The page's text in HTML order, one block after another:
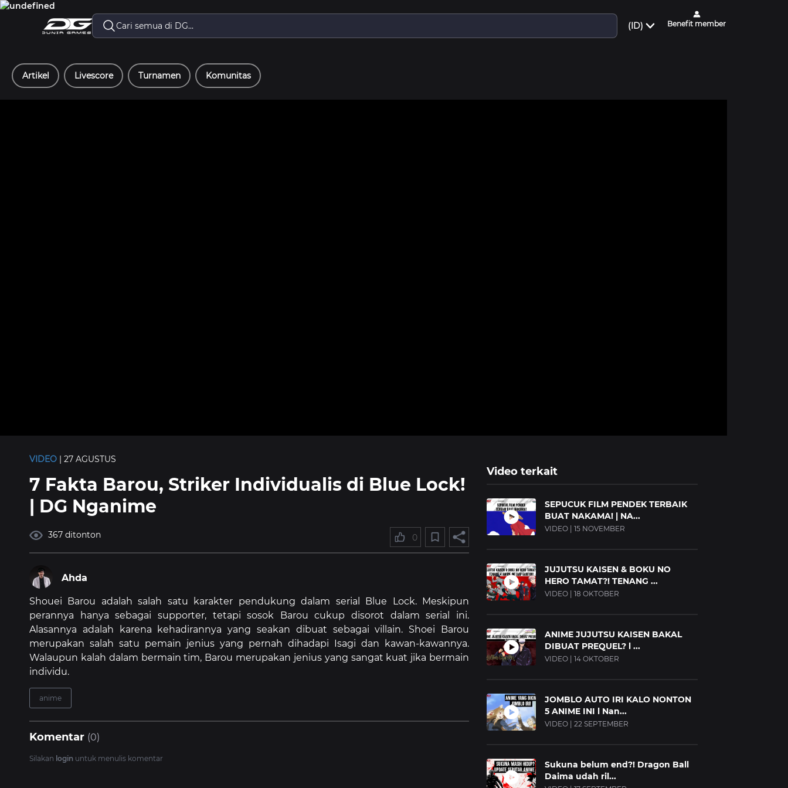
(ID) Benefit member
Artikel Livescore Turnamen Komunitas
VIDEO | 27 AGUSTUS
7 Fakta Barou, Striker Individualis di Blue Lock!
| DG Nganime
367 ditonton 0
Ahda
Shouei Barou adalah salah satu karakter pendukung dalam serial Blue Lock. Meskipun
perannya hanya sebagai supporter, tetapi sosok Barou cukup disorot dalam serial ini.
Alasannya adalah karena kehadirannya yang seakan dibuat sebagai villain. Shoei Barou
merupakan salah satu pemain jenius yang pernah dihadapi Isagi dan kawan-kawannya.
Walaupun kalah dalam bermain tim, Barou merupakan jenius yang sangat kuat jika bermain
individu.
anime
Komentar (0)
Silakan login untuk menulis komentar
Video terkait
SEPUCUK FILM PENDEK TERBAIK
BUAT NAKAMA! | NA...
VIDEO | 15 NOVEMBER
JUJUTSU KAISEN & BOKU NO
HERO TAMAT?! TENANG ...
VIDEO | 18 OKTOBER
ANIME JUJUTSU KAISEN BAKAL
DIBUAT PREQUEL? l ...
VIDEO | 14 OKTOBER
JOMBLO AUTO IRI KALO NONTON
5 ANIME INI l Nan...
VIDEO | 22 SEPTEMBER
Sukuna belum end?! Dragon Ball
Daima udah ril...